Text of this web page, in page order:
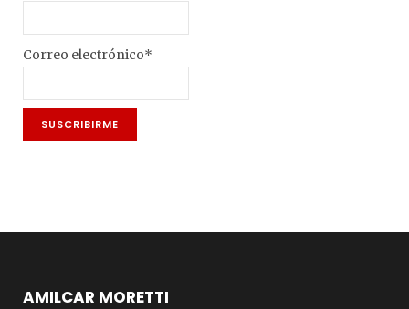
Correo electrónico*
AMILCAR MORETTI